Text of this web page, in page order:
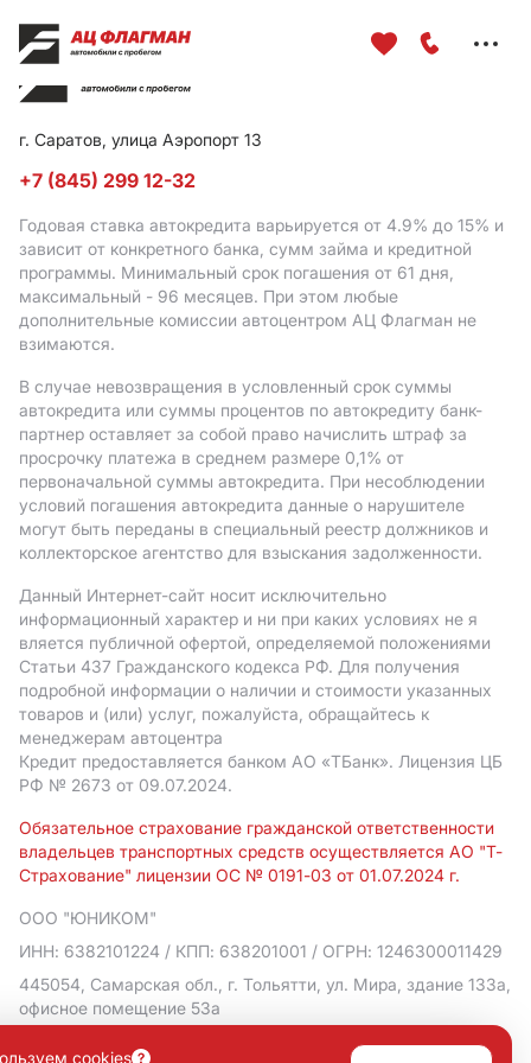
г. Саратов, улица Аэропорт 13
+7 (845) 299 12-32
Годовая ставка автокредита варьируется от 4.9% до 15% и
зависит от конкретного банка, сумм займа и кредитной
программы. Минимальный срок погашения от 61 дня,
максимальный - 96 месяцев. При этом любые
дополнительные комиссии автоцентром АЦ Флагман не
взимаются.
В случае невозвращения в условленный срок суммы
автокредита или суммы процентов по автокредиту банк-
партнер оставляет за собой право начислить штраф за
просрочку платежа в среднем размере 0,1% от
первоначальной суммы автокредита. При несоблюдении
условий погашения автокредита данные о нарушителе
могут быть переданы в специальный реестр должников и
коллекторское агентство для взыскания задолженности.
Данный Интернет-сайт носит исключительно
информационный характер и ни при каких условиях не я
вляется публичной офертой, определяемой положениями
Статьи 437 Гражданского кодекса РФ. Для получения
подробной информации о наличии и стоимости указанных
товаров и (или) услуг, пожалуйста, обращайтесь к
менеджерам автоцентра
Кредит предоставляется банком АO «ТБанк». Лицензия ЦБ
РФ № 2673 от 09.07.2024.
Обязательное страхование гражданской ответственности
владельцев транспортных средств осуществляется АО "Т-
Страхование" лицензии ОС № 0191-03 от 01.07.2024 г.
ООО "ЮНИКОМ"
ИНН: 6382101224 / КПП: 638201001 / ОГРН: 1246300011429
445054, Самарская обл., г. Тольятти, ул. Мира, здание 133а,
офисное помещение 53а
Политика в отношении обработки персональных данных
cookies